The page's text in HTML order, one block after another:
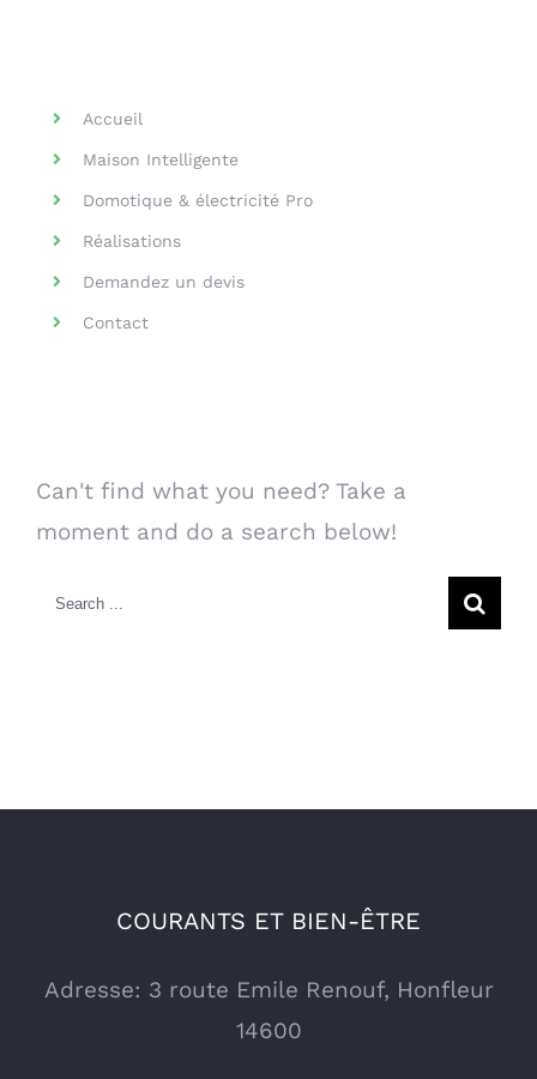
Accueil
Maison Intelligente
Domotique & électricité Pro
Réalisations
Demandez un devis
Contact
Can't find what you need? Take a
moment and do a search below!
Search
COURANTS ET BIEN-ÊTRE
Adresse: 3 route Emile Renouf, Honfleur
14600